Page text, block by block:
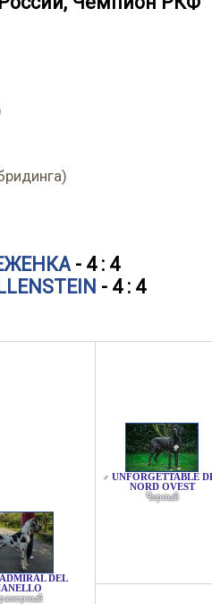
- 4 : 4
- 4 : 4
DEL
♂ UNFORGETTABLE
NORD OVEST
Черный